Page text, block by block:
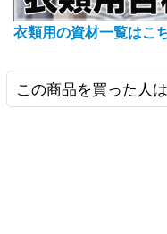
衣類用の資材一覧はこ
この商品を買った人